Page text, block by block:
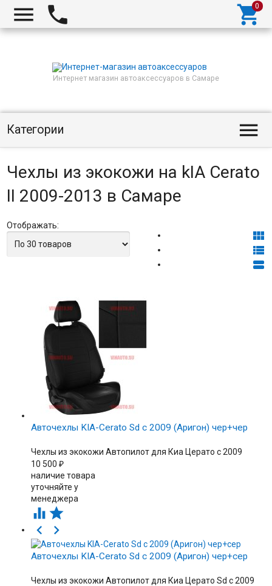
  
Интернет магазин автоаксессуаров в Самаре
Категории 
Чехлы из экокожи на kIA Cerato
II 2009-2013 в Самаре
Отображать:



Авточехлы KIA-Cerato Sd с 2009 (Аригон) чер+чер
Чехлы из экокожи Автопилот для Киа Церато c 2009
10 500 ₽
наличие товара
уточняйте у
менеджера
 


Авточехлы KIA-Cerato Sd с 2009 (Аригон) чер+сер
Чехлы из экокожи Автопилот для Киа Церато Sd c 2009